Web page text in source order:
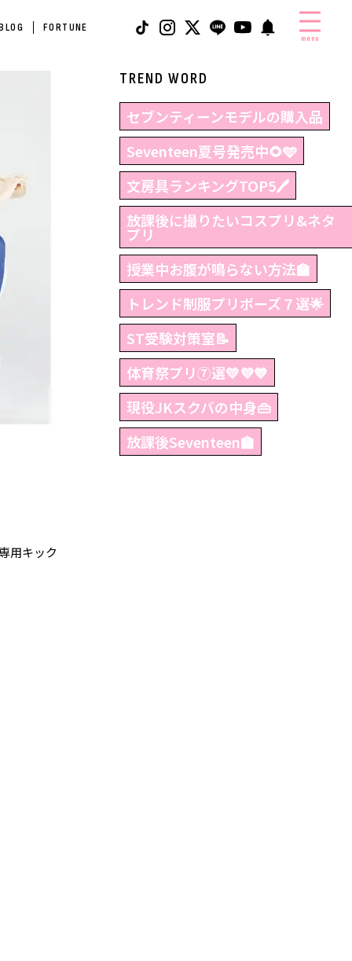
FORTUNE
menu
用キック
TREND WORD
セブンティーンモデルの購入品
Seventeen夏号発売中🌻🩵
文房具ランキングTOP5🖊
放課後に撮りたいコスプリ&ネタ
プリ
授業中お腹が鳴らない方法🏫
トレンド制服プリポーズ７選🌟
ST受験対策室📝
体育祭プリ⑦選💛💜💙
現役JKスクバの中身👜
放課後Seventeen🏫